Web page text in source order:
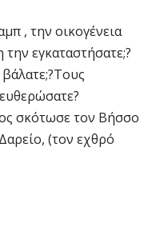
, την οικογένεια
εγκαταστήσατε;?
σκότωσε τον Βήσσο
(τον εχθρό